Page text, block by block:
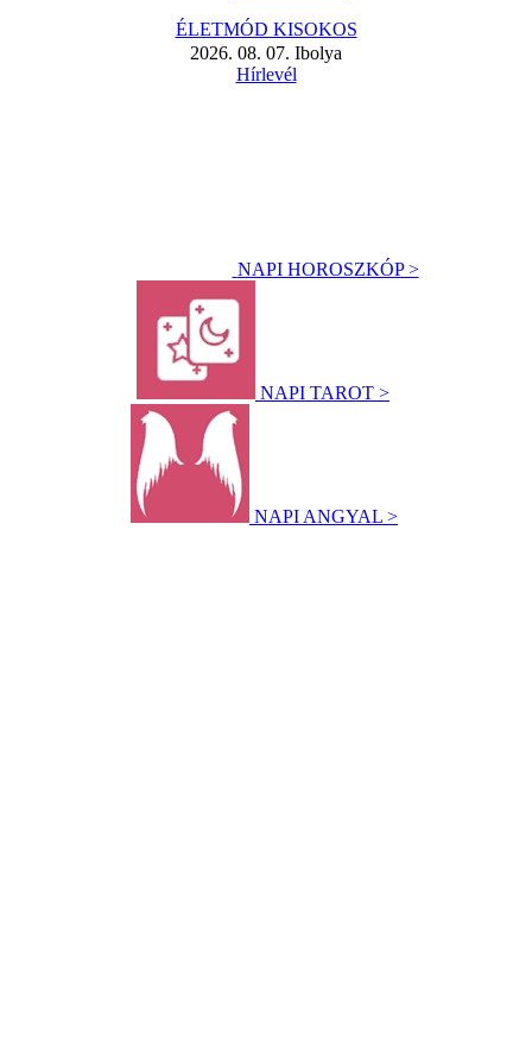
ÉLETMÓD KISOKOS
2026. 08. 07. Ibolya
Hírlevél
NAPI HOROSZKÓP >
NAPI TAROT >
NAPI ANGYAL >